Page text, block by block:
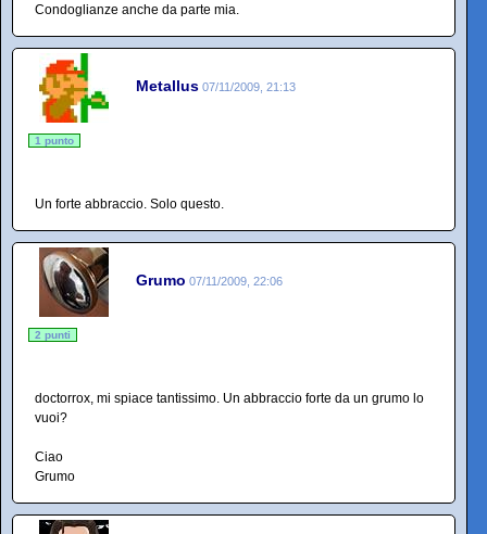
Condoglianze anche da parte mia.
Metallus 07/11/2009, 21:13
1 punto
Un forte abbraccio. Solo questo.
Grumo 07/11/2009, 22:06
2 punti
doctorrox, mi spiace tantissimo. Un abbraccio forte da un grumo lo
vuoi?
Ciao
Grumo